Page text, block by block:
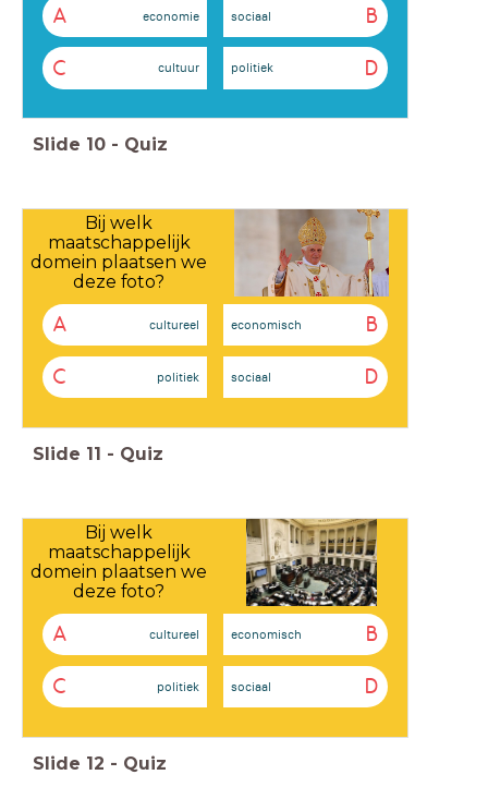
A economie B
sociaal
C cultuur D
politiek
Slide 10 - Quiz
Bij welk
maatschappelijk
domein plaatsen we
deze foto?
A cultureel B
economisch
C politiek D
sociaal
Slide 11 - Quiz
Bij welk
maatschappelijk
domein plaatsen we
deze foto?
A cultureel B
economisch
C politiek D
sociaal
Slide 12 - Quiz